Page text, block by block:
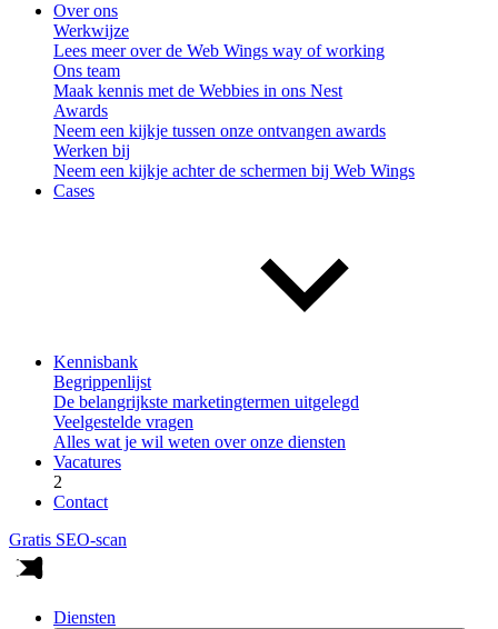
Over ons
Werkwijze
Lees meer over de Web Wings way of working
Ons team
Maak kennis met de Webbies in ons Nest
Awards
Neem een kijkje tussen onze ontvangen awards
Werken bij
Neem een kijkje achter de schermen bij Web Wings
Cases
Kennisbank
Begrippenlijst
De belangrijkste marketingtermen uitgelegd
Veelgestelde vragen
Alles wat je wil weten over onze diensten
Vacatures
2
Contact
Gratis SEO-scan
Diensten